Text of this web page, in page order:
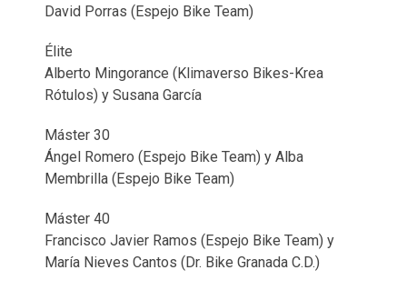
David Porras (Espejo Bike Team)
Élite
Alberto Mingorance (Klimaverso Bikes-Krea
Rótulos) y Susana García
Máster 30
Ángel Romero (Espejo Bike Team) y Alba
Membrilla (Espejo Bike Team)
Máster 40
Francisco Javier Ramos (Espejo Bike Team) y
María Nieves Cantos (Dr. Bike Granada C.D.)